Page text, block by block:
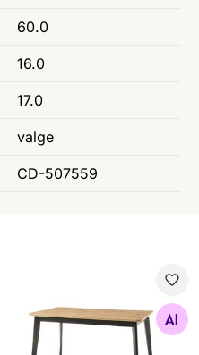
60.0
16.0
17.0
valge
CD-507559
Otsi sarnaseid